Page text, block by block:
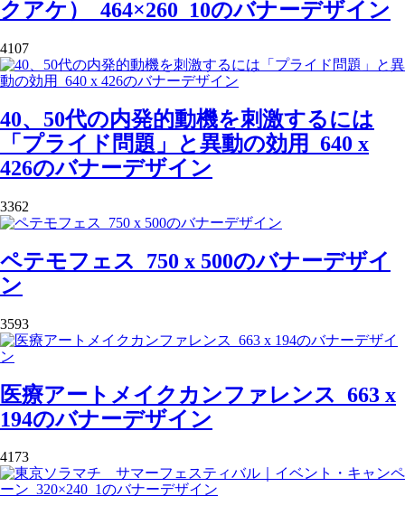
クアケ）_464×260_10のバナーデザイン
4107
40、50代の内発的動機を刺激するには
「プライド問題」と異動の効用_640 x
426のバナーデザイン
3362
ペテモフェス_750 x 500のバナーデザイ
ン
3593
医療アートメイクカンファレンス_663 x
194のバナーデザイン
4173